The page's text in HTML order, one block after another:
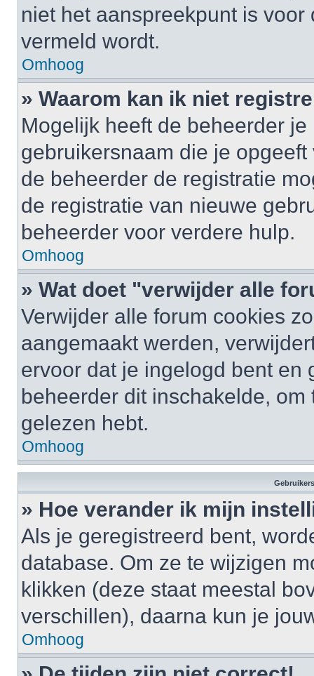
niet het aanspreekpunt is
vermeld wordt.
Omhoog
» Waarom kan ik niet
Mogelijk heeft de beheerder
gebruikersnaam die je
de beheerder de registratie
de registratie van nieuwe
beheerder voor verdere hulp.
Omhoog
» Wat doet "verwijder alle
Verwijder alle forum cookies
aangemaakt werden,
ervoor dat je ingelogd bent en
beheerder dit inschakelde,
gelezen hebt.
Omhoog
» Hoe verander ik mijn
Als je geregistreerd bent,
database. Om ze te wijzigen
klikken (deze staat meestal
verschillen), daarna kun je
Omhoog